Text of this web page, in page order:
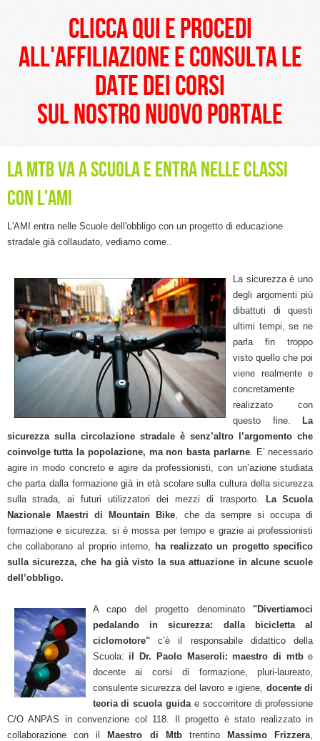
clicca qui e procedi
all'affiliazione e consulta le
date dei corsi
sul nostro nuovo portale
La Mtb va a scuola e entra nelle classi
con L'AMI
L'AMI entra nelle Scuole dell'obbligo con un progetto di educazione
stradale già collaudato, vediamo come..
La sicurezza è uno
degli argomenti più
dibattuti di questi
ultimi tempi, se ne
parla fin troppo
visto quello che poi
viene realmente e
concretamente
realizzato con
questo fine.La
sicurezza sulla circolazione stradale è senz’altro l’argomento che
coinvolge tutta la popolazione, ma non basta parlarne. E’ necessario
agire in modo concreto e agire da professionisti, con un’azionestudiata
che parta dalla formazione già in età scolare sulla cultura della sicurezza
sulla strada, ai futuri utilizzatori dei mezzi di trasporto. La Scuola
Nazionale Maestri di Mountain Bike , che da sempre si occupa di
formazione e sicurezza, si è mossa per tempo e grazie ai professionisti
che collaborano al proprio interno, ha realizzato un progetto specifico
sulla sicurezza, che ha già visto la sua attuazione in alcune scuole
dell’obbligo.
A capo del progetto denominato"Divertiamoci
pedalando in sicurezza: dalla bicicletta al
ciclomotore" c’è il responsabile didattico della
Scuola: il Dr. Paolo Maseroli: maestro di mtbe
docente ai corsi di formazione, pluri-laureato,
consulente sicurezza del lavoro e igiene, docente di
teoria di scuola guida e soccorritore di professione
C/O ANPAS in convenzione col 118. Il progetto è stato realizzato in
collaborazione con ilMaestro di MtbtrentinoMassimo Frizzera